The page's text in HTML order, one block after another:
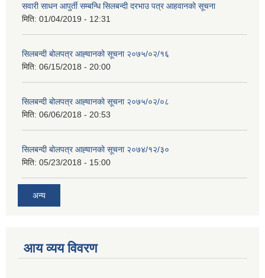
सवारी साधन आपुर्ती सम्बन्धि सिलबन्दी दरभाउ पत्र आहवानको सूचना
मिति: 01/04/2019 - 12:31
सिलबन्दी बोलपत्र आह्‍वानको सूचना २०७५/०२/१६
मिति: 06/15/2018 - 20:00
सिलबन्दी बोलपत्र आह्‍वानको सूचना २०७५/०२/०८
मिति: 06/06/2018 - 20:53
सिलबन्दी बोलपत्र आह्‍वानको सूचना २०७४/१२/३०
मिति: 05/23/2018 - 15:00
अन्य
आय व्यय विवरण